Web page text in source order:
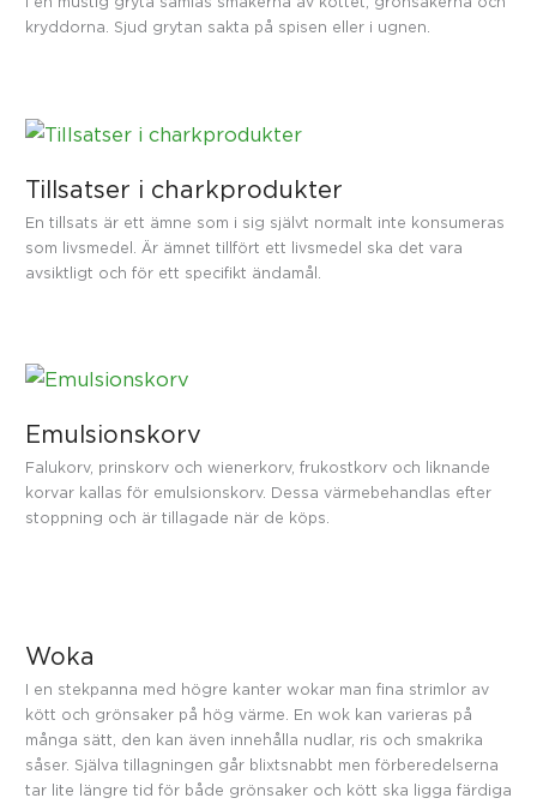
kryddorna. Sjud grytan sakta på spisen eller i ugnen.
Tillsatser i charkprodukter
En tillsats är ett ämne som i sig självt normalt inte konsumeras
som livsmedel. Är ämnet tillfört ett livsmedel ska det vara
avsiktligt och för ett specifikt ändamål.
Emulsionskorv
Falukorv, prinskorv och wienerkorv, frukostkorv och liknande
korvar kallas för emulsionskorv. Dessa värmebehandlas efter
stoppning och är tillagade när de köps.
Woka
I en stekpanna med högre kanter wokar man fina strimlor av
kött och grönsaker på hög värme. En wok kan varieras på
många sätt, den kan även innehålla nudlar, ris och smakrika
såser. Själva tillagningen går blixtsnabbt men förberedelserna
tar lite längre tid för både grönsaker och kött ska ligga färdiga